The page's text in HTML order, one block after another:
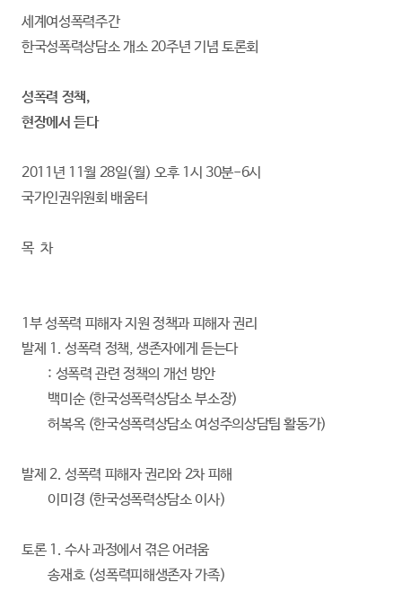
세계여성폭력주간
한국성폭력상담소 개소 20주년 기념 토론회
성폭력 정책,
현장에서 듣다
2011년 11월 28일(월) 오후 1시 30분-6시
국가인권위원회 배움터
목 차
1부 성폭력 피해자 지원 정책과 피해자 권리
발제 1. 성폭력 정책, 생존자에게 듣는다
: 성폭력 관련 정책의 개선 방안
백미순 (한국성폭력상담소 부소장)
허복옥 (한국성폭력상담소 여성주의상담팀 활동가)
발제 2. 성폭력 피해자 권리와 2차 피해
이미경 (한국성폭력상담소 이사)
토론 1. 수사 과정에서 겪은 어려움
송재호 (성폭력피해생존자 가족)